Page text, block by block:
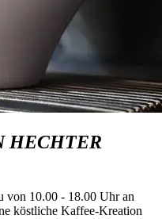
HECHTER
von 10.00 - 18.00 Uhr an
köstliche Kaffee-Kreation